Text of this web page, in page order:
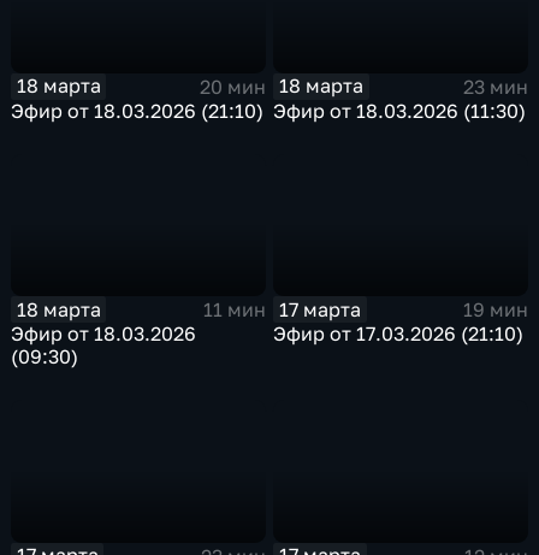
18 марта
20 мин
Эфир от 18.03.2026 (21:10)
18 марта
23 мин
Эфир от 18.03.2026 (11:30)
18 марта
11 мин
Эфир от 18.03.2026
(09:30)
17 марта
19 мин
Эфир от 17.03.2026 (21:10)